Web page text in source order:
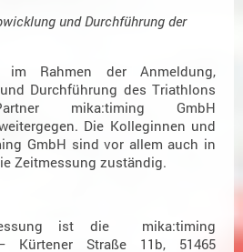
und Durchführung der
im Rahmen der Anmeldung,
Durchführung des Triathlons
mika:timing GmbH
Die Kolleginnen und
GmbH sind vor allem auch in
Zeitmessung zuständig.
ist die mika:timing
Kürtener Straße 11b, 51465